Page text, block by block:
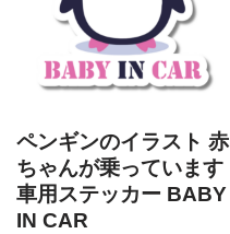
ペンギンのイラスト 赤
ちゃんが乗っています
車用ステッカー BABY
IN CAR